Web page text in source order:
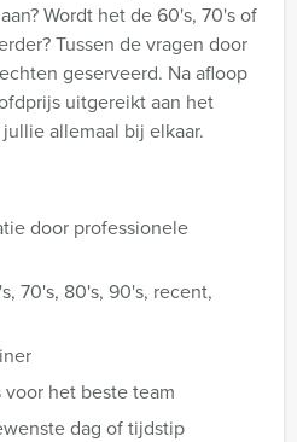
Wordt het de 60's, 70's of
Tussen de vragen door
geserveerd. Na afloop
uitgereikt aan het
allemaal bij elkaar.
door professionele
70's, 80's, 90's, recent,
het beste team
dag of tijdstip